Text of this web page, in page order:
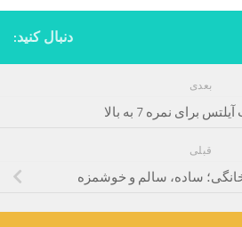
دنبال کنید:
بعدی
برای نمره 7 به بالا
قبلی
ساده، سالم و خوشمزه